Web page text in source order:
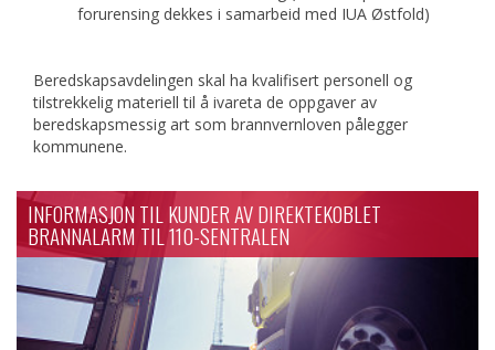
forurensing dekkes i samarbeid med IUA Østfold)
Beredskapsavdelingen skal ha kvalifisert personell og
tilstrekkelig materiell til å ivareta de oppgaver av
beredskapsmessig art som brannvernloven pålegger
kommunene.
INFORMASJON TIL KUNDER AV DIREKTEKOBLET
BRANNALARM TIL 110-SENTRALEN